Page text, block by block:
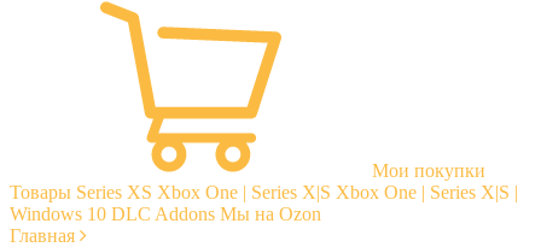
Мои покупки
Товары Series XS Xbox One | Series X|S Xbox One | Series X|S |
Windows 10 DLC Addons Мы на Ozon
Главная